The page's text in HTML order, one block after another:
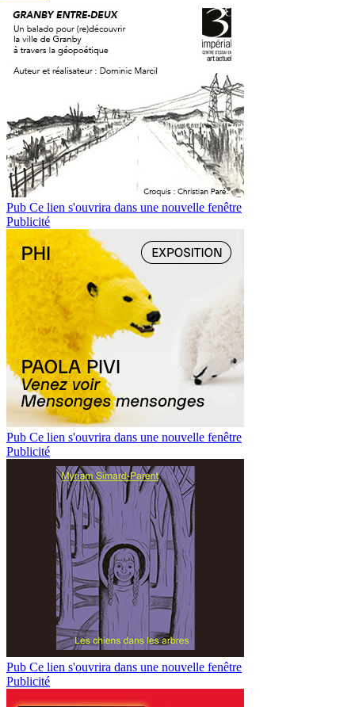
Pub Ce lien s'ouvrira dans une nouvelle fenêtre
Publicité
Pub Ce lien s'ouvrira dans une nouvelle fenêtre
Publicité
Pub Ce lien s'ouvrira dans une nouvelle fenêtre
Publicité